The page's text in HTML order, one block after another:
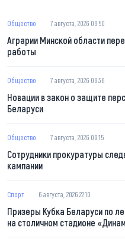
Общество 7 августа, 2026 09:50
Аграрии Минской области
работы
Общество 7 августа, 2026 09:36
Новации в закон о защите
Беларуси
Общество 7 августа, 2026 09:15
Сотрудники прокуратуры
кампании
Спорт 6 августа, 2026 22:10
Призеры Кубка Беларуси по
на столичном стадионе